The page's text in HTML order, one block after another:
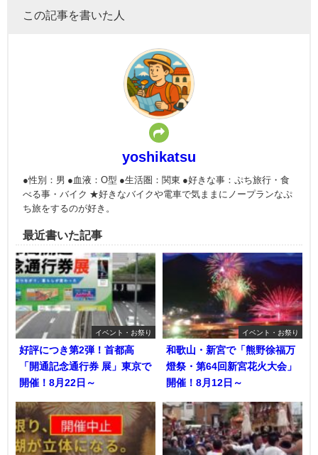
この記事を書いた人
yoshikatsu
●性別：男 ●血液：O型 ●生活圏：関東 ●好きな事：ぷち旅行・食
べる事・バイク ★好きなバイクや電車で気ままにノープランなぷ
ち旅をするのが好き。
最近書いた記事
イベント・お祭り
好評につき第2弾！首都高
「開通記念通行券 展」東京で
開催！8月22日～
イベント・お祭り
和歌山・新宮で「熊野徐福万
燈祭・第64回新宮花火大会」
開催！8月12日～